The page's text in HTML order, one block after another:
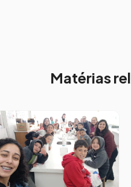
Matérias